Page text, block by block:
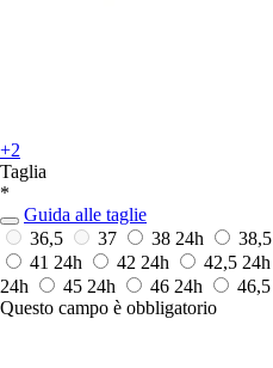
+2
Taglia
*
Guida alle taglie
36,5
37 38 24h 38,5
41 24h 42 24h 42,5 24h
24h
45 24h 46 24h 46,5
Questo campo è obbligatorio